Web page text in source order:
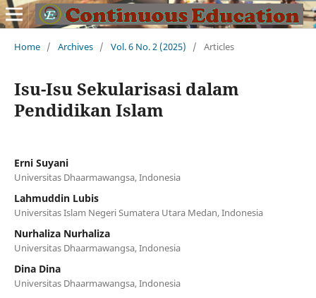
Home / Archives / Vol. 6 No. 2 (2025) / Articles
Isu-Isu Sekularisasi dalam
Pendidikan Islam
Erni Suyani
Universitas Dhaarmawangsa, Indonesia
Lahmuddin Lubis
Universitas Islam Negeri Sumatera Utara Medan, Indonesia
Nurhaliza Nurhaliza
Universitas Dhaarmawangsa, Indonesia
Dina Dina
Universitas Dhaarmawangsa, Indonesia